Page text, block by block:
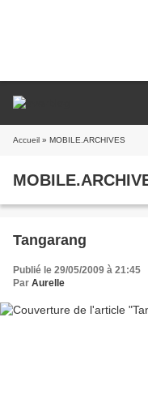
Accueil » MOBILE.ARCHIVES
Tangarang
Publié le 29/05/2009 à 21:45
Par Aurelle